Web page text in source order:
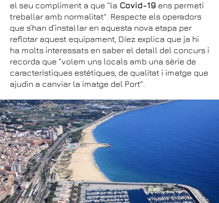
el seu compliment a que “la Covid-19 ens permeti
treballar amb normalitat”. Respecte els operadors
que s’han d’instal·lar en aquesta nova etapa per
reflotar aquest equipament, Díez explica que ja hi
ha molts interessats en saber el detall del concurs i
recorda que “volem uns locals amb una sèrie de
característiques estètiques, de qualitat i imatge que
ajudin a canviar la imatge del Port”.